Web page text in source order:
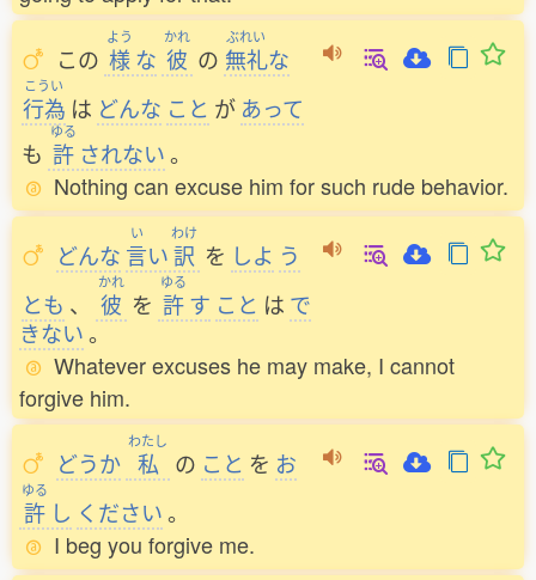
この
よう
様な
かれ
彼 の
ぶれい
無礼な
こうい
行為 は どんな こと が あって
も
ゆる
許 されない。
Nothing can excuse him for such rude behavior.
どんな
い
言い
わけ
訳 を しよ う
とも 、
かれ
彼 を
ゆる
許す こと は で
きない。
Whatever excuses he may make, I cannot
forgive him.
どうか
わたし
私 の こと を お
ゆる
許 し ください。
I beg you forgive me.